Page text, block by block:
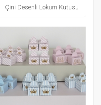
Çini Desenli Lokum Kutusu